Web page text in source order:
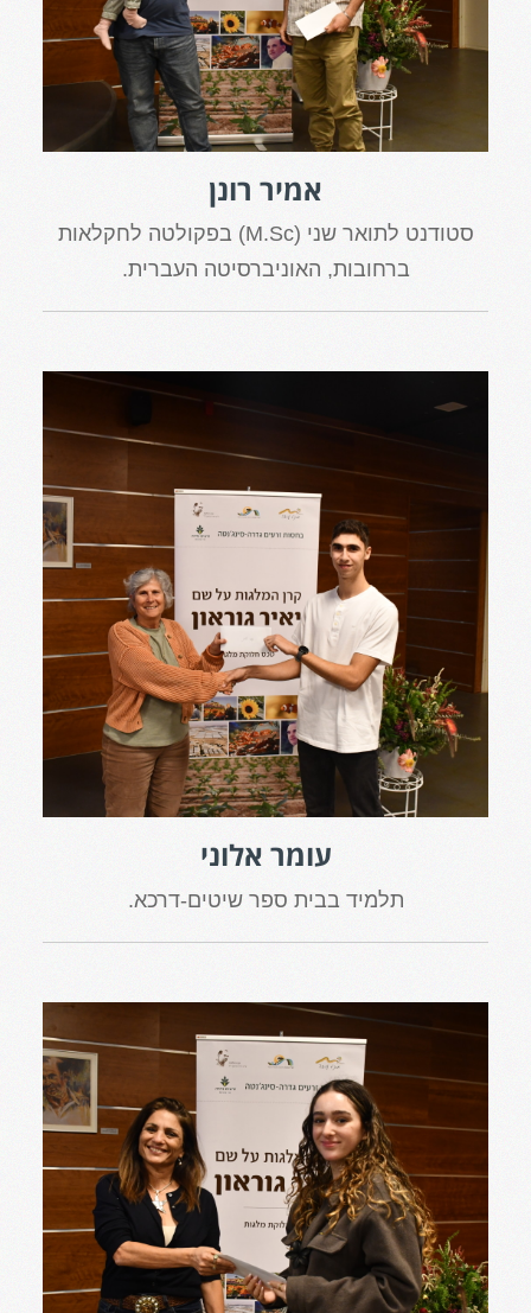
אמיר רונן
סטודנט לתואר שני (M.Sc) בפקולטה לחקלאות
ברחובות, האוניברסיטה העברית.
עומר אלוני
תלמיד בבית ספר שיטים-דרכא.